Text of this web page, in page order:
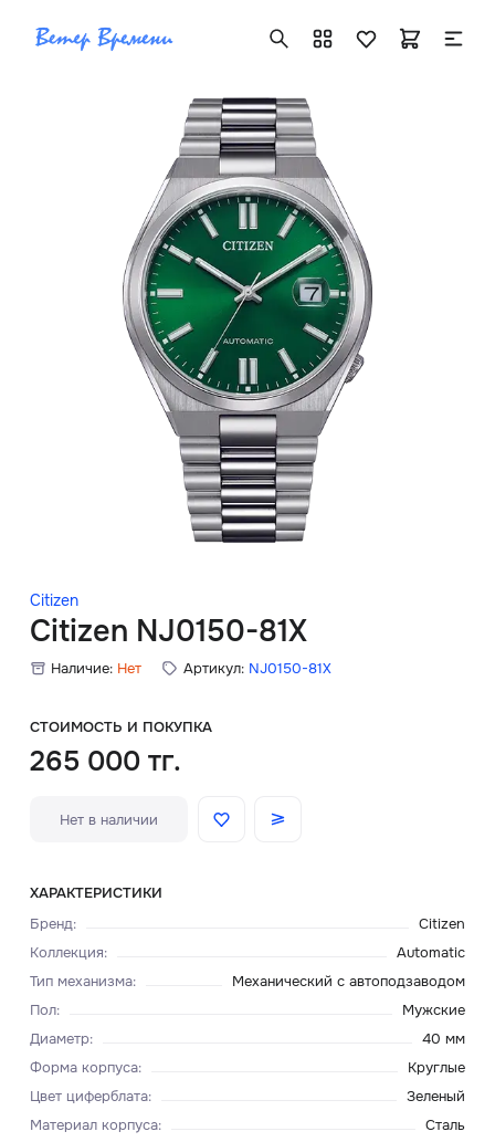
Citizen
Citizen NJ0150-81X
Наличие: Нет Артикул: NJ0150-81X
СТОИМОСТЬ И ПОКУПКА
265 000 тг.
Нет в наличии
ХАРАКТЕРИСТИКИ
Бренд:
Citizen
Коллекция:
Automatic
Тип механизма:
Механический с автоподзаводом
Пол:
Мужские
Диаметр:
40 мм
Форма корпуса:
Круглые
Цвет циферблата:
Зеленый
Материал корпуса:
Сталь
+7 ( 705 ) 181-42-50
info@vetervremeni.kz
Авторизация
Каталог
Мужские часы
Женские часы
Скидки
Главная
О нас
Доставка и оплата